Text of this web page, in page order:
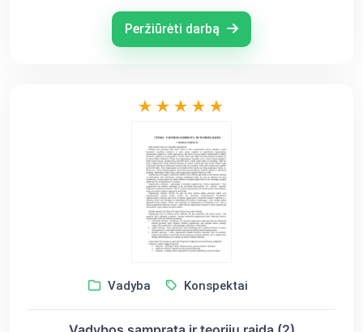
Peržiūrėti darbą
Vadyba Konspektai